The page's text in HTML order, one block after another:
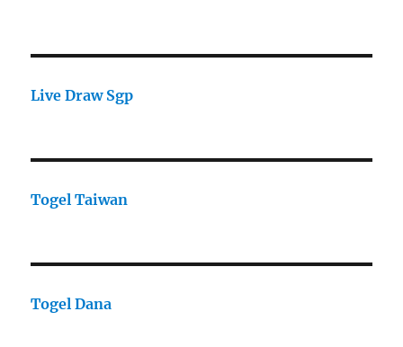
Live Draw Sgp
Togel Taiwan
Togel Dana